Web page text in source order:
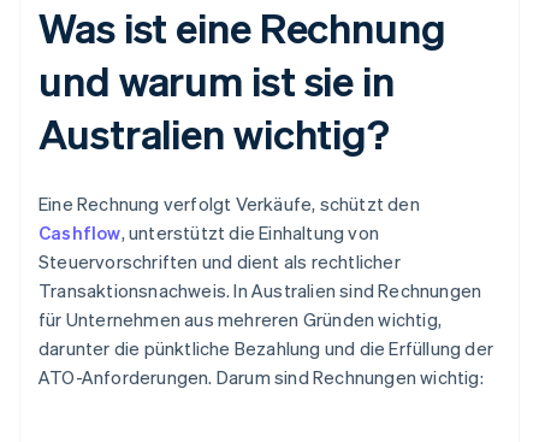
Was ist eine Rechnung
und warum ist sie in
Australien wichtig?
Eine Rechnung verfolgt Verkäufe, schützt den
Cashflow, unterstützt die Einhaltung von
Steuervorschriften und dient als rechtlicher
Transaktionsnachweis. In Australien sind Rechnungen
für Unternehmen aus mehreren Gründen wichtig,
darunter die pünktliche Bezahlung und die Erfüllung der
ATO-Anforderungen. Darum sind Rechnungen wichtig: